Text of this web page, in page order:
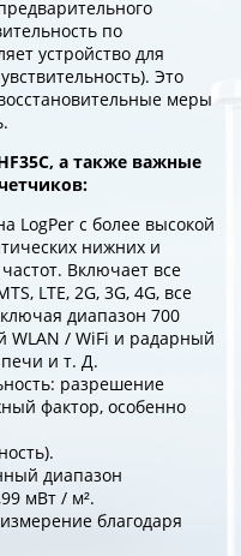
по
устройство для
Это
меры
а также важные
LogPer с более высокой
нижних и
Включает все
LTE, 2G, 3G, 4G, все
диапазон 700
WLAN / WiFi и радарный
и т. Д.
разрешение
фактор, особенно
диапазон
мВт / м².
благодаря